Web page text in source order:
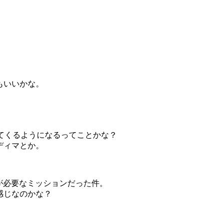
いかな。
るようになるってことかな？
マとか。
要なミッションだった件。
なのかな？